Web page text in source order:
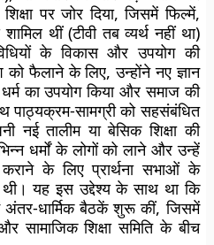
पर जोर दिया, जिसमें फिल्में,
थीं (टीवी तब व्यर्थ नहीं था)
के विकास और उपयोग की
को फैलाने के लिए, उन्होंने नए ज्ञान
का उपयोग किया और समाज की
पाठ्यक्रम-सामग्री को सहसंबंधित
नई तालीम या बेसिक शिक्षा की
धर्मों के लोगों को लाने और उन्हें
कराने के लिए प्रार्थना सभाओं के
यह इस उद्देश्य के साथ था कि
अंतर-धार्मिक बैठकें शुरू कीं, जिसमें
सामाजिक शिक्षा समिति के बीच